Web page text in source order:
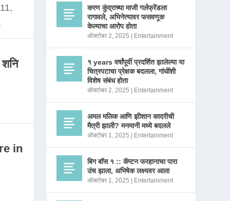
in
करण कुंद्राच्या माजी गर्लफ्रेंडला
रागावले, अभिनेत्यावर फसवणूक
केल्याचा आरोप होता
ऑक्टोबर 2, 2025 Entertainment
१ years वर्षांपूर्वी प्रदर्शित झालेल्या या
चित्रपटाचा प्रेक्षक बदलला, गांधींशी
विशेष संबंध होता
ऑक्टोबर 2, 2025 Entertainment
अमल मलिक आणि झीशान कादरीची
मैत्री झाली? मनमानी मध्ये बदलले
ऑक्टोबर 1, 2025 Entertainment
बिग बॉस १ :: कॅप्टन फरहानाचा पारा
उंच झाला, अभिषेक लक्ष्यवर आला
ऑक्टोबर 1, 2025 Entertainment